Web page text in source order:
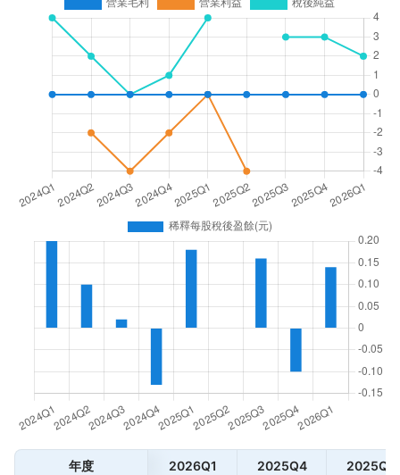
年度 2026Q1 2025Q4 2025Q3